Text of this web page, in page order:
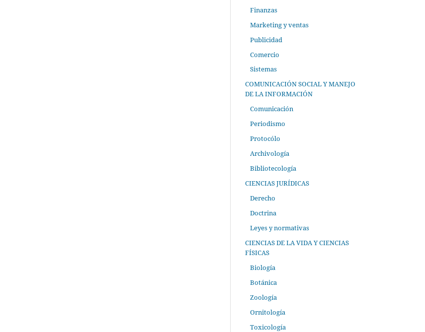
Finanzas
Marketing y ventas
Publicidad
Comercio
Sistemas
COMUNICACIÓN SOCIAL Y MANEJO
DE LA INFORMACIÓN
Comunicación
Periodismo
Protocólo
Archivología
Bibliotecología
CIENCIAS JURÍDICAS
Derecho
Doctrina
Leyes y normativas
CIENCIAS DE LA VIDA Y CIENCIAS
FÍSICAS
Biología
Botánica
Zoología
Ornitología
Toxicología